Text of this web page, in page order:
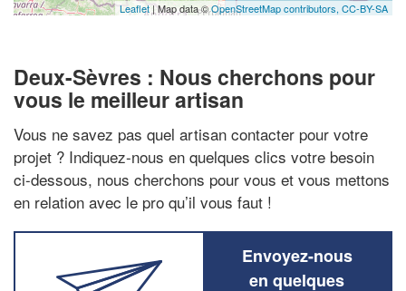
Leaflet | Map data ©OpenStreetMap contributors, CC-BY-SA
Deux-Sèvres : Nous cherchons pour
vous le meilleur artisan
Vous ne savez pas quel artisan contacter pour votre
projet ? Indiquez-nous en quelques clics votre besoin
ci-dessous, nous cherchons pour vous et vous mettons
en relation avec le pro qu’il vous faut !
Envoyez-nous
en quelques